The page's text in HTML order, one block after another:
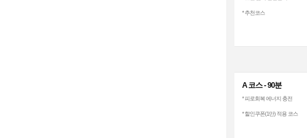
* 추천코스
A 코스 - 90분
* 피로회복 에너지 충전
* 할인쿠폰(1만) 적용 코스